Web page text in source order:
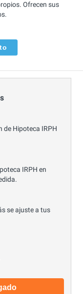
Ofrecen sus
de Hipoteca IRPH
IRPH en
se ajuste a tus